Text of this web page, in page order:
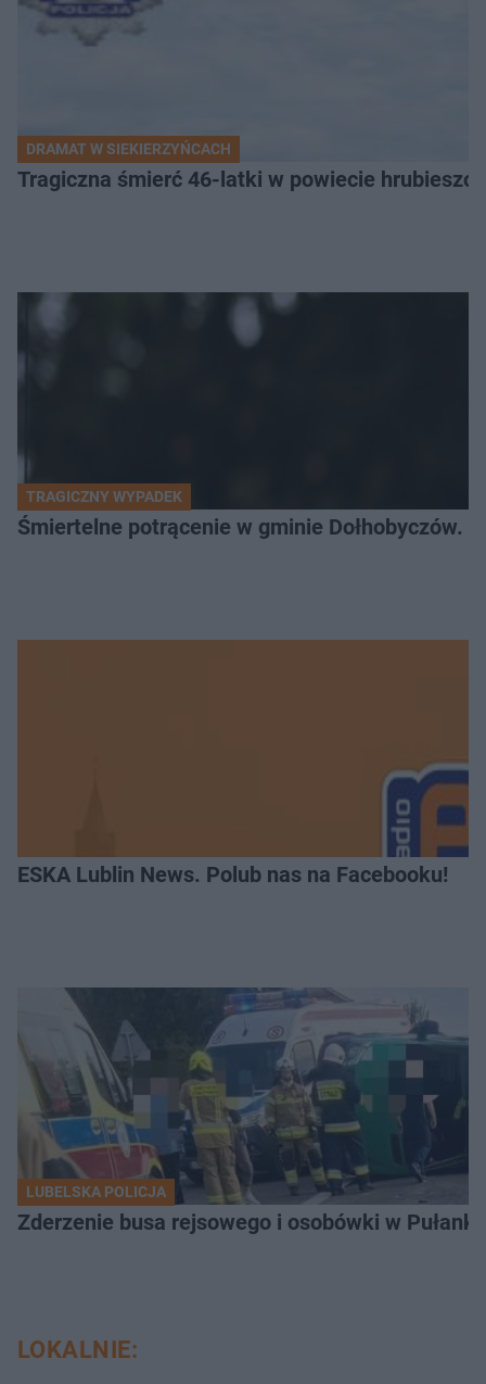
DRAMAT W SIEKIERZYŃCACH
Tragiczna śmierć 46-latki w powiecie
TRAGICZNY WYPADEK
Śmiertelne potrącenie w gminie Dołhobyczów.
ESKA Lublin News. Polub nas na Facebooku!
LUBELSKA POLICJA
Zderzenie busa rejsowego i osobówki w
LOKALNIE: